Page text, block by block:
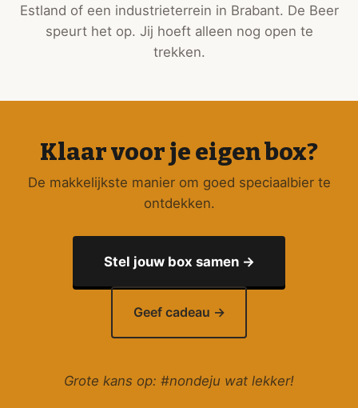
Estland of een industrieterrein in Brabant. De Beer
speurt het op. Jij hoeft alleen nog open te
trekken.
Klaar voor je eigen box?
De makkelijkste manier om goed speciaalbier te
ontdekken.
Stel jouw box samen →
Geef cadeau →
Grote kans op: #nondeju wat lekker!